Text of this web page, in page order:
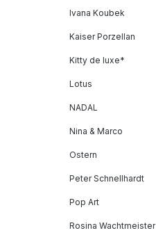
Ivana Koubek
Kaiser Porzellan
Kitty de luxe*
Lotus
NADAL
Nina & Marco
Ostern
Peter Schnellhardt
Pop Art
Rosina Wachtmeister